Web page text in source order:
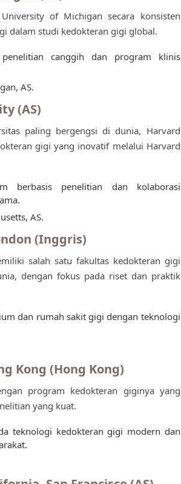
of Michigan secara konsisten
dalam studi kedokteran gigi global.
canggih dan program klinis
AS.
(AS)
paling bergengsi di dunia, Harvard
gigi yang inovatif melalui Harvard
berbasis penelitian dan kolaborasi
AS.
(Inggris)
salah satu fakultas kedokteran gigi
dengan fokus pada riset dan praktik
dan rumah sakit gigi dengan teknologi
Kong (Hong Kong)
program kedokteran giginya yang
yang kuat.
teknologi kedokteran gigi modern dan